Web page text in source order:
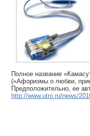
Полное название
(«Афоризмы о любви,
Предположительно, ее
http://www.utro.ru/news/